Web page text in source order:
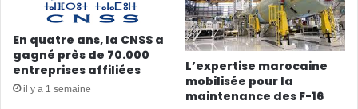
En quatre ans, la CNSS a
gagné près de 70.000
entreprises affiliées
il y a 1 semaine
L’expertise marocaine
mobilisée pour la
maintenance des F-16